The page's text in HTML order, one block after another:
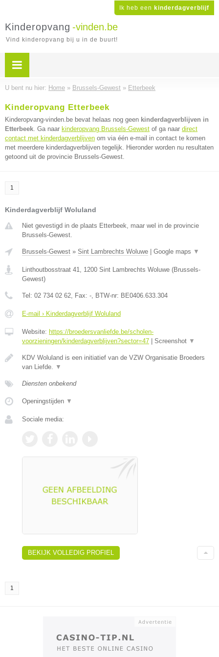
Ik heb een kinderdagverblijf
Kinderopvang -vinden.be
Vind kinderopvang bij u in de buurt!
U bent nu hier: Home » Brussels-Gewest » Etterbeek
Kinderopvang Etterbeek
Kinderopvang-vinden.be bevat helaas nog geen kinderdagverblijven in
Etterbeek. Ga naar kinderopvang Brussels-Gewest of ga naar direct
contact met kinderdagverblijven om via één e-mail in contact te komen
met meerdere kinderdagverblijven tegelijk. Hieronder worden nu resultaten
getoond uit de provincie Brussels-Gewest.
1
Kinderdagverblijf Woluland
Niet gevestigd in de plaats Etterbeek, maar wel in de provincie
Brussels-Gewest.
Brussels-Gewest » Sint Lambrechts Woluwe Google maps ▼
Linthoutbosstraat 41, 1200 Sint Lambrechts Woluwe (Brussels-
Gewest)
Tel: 02 734 02 62, Fax: -, BTW-nr: BE0406.633.304
E-mail › Kinderdagverblijf Woluland
Website: https://broedersvanliefde.be/scholen-
voorzieningen/kinderdagverblijven?sector=47
Screenshot ▼
KDV Woluland is een initiatief van de VZW Organisatie Broeders
van Liefde. ▼
Diensten onbekend
Openingstijden ▼
Sociale media:
BEKIJK VOLLEDIG PROFIEL
1